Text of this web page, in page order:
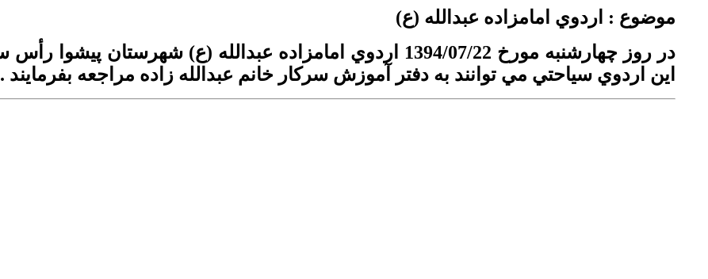
موضوع : اردوي امامزاده عبدالله (ع)
اين اردوي سياحتي مي توانند به دفتر آموزش سركار خانم عبدالله زاده مراجعه بفرمايند .